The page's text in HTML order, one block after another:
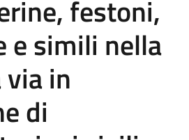
festoni,
e simili nella
in
di